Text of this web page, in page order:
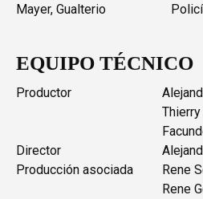
Mayer, Gualterio
EQUIPO TÉCNICO
Productor
Director
Producción asociada
Rene
Rene